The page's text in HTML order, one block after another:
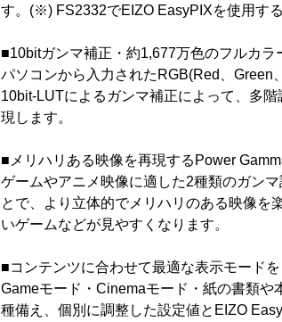
す。(※) FS2332でEIZO EasyPIXを使用す
■10bitガンマ補正・約1,677万色のフルカラ
パソコンから入力されたRGB(Red、Green
10bit-LUTによるガンマ補正によって、多
現します。
■メリハリある映像を再現するPower
ゲームやアニメ映像に適した2種類のガン
とで、より立体的でメリハリのある映像を
いゲームなどが見やすくなります。
■コンテンツに合わせて最適な表示モード
Gameモード・Cinemaモード・紙の書類
種備え、個別に調整した設定値とEIZO